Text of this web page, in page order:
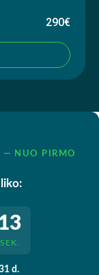
290€
— NUO PIRMO
SEK.
d.